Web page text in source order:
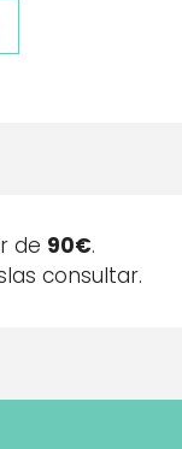
de 90€.
consultar.